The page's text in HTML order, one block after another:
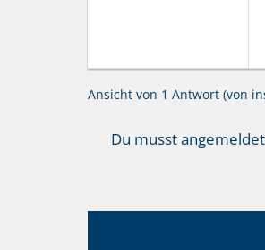
Ansicht von 1 Antwort (von
Du musst